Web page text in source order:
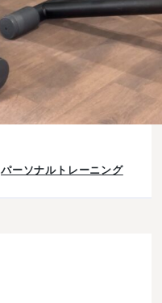
パーソナルトレーニング